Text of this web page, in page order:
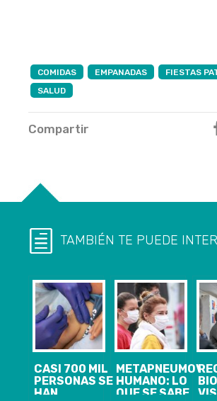
COMIDAS EMPANADAS
FIESTAS
SALUD
Compartir
TAMBIÉN TE PUEDE
CASI 700 MIL
PERSONAS SE
HAN
HUMANO: LO
QUE SE SABE